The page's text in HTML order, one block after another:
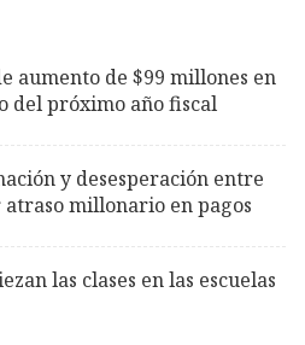
aumento de $99 millones en
del próximo año fiscal
y desesperación entre
millonario en pagos
las clases en las escuelas